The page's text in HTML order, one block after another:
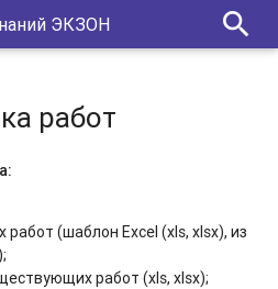
ЭКЗОН search
работ
работ (шаблон Excel (xls, xlsx), из
работ (xls, xlsx);